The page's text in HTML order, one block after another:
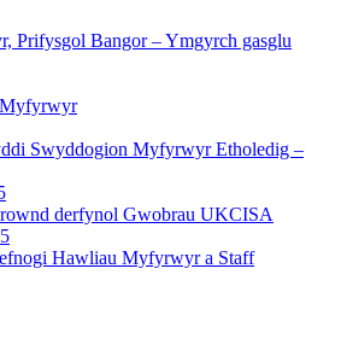
Prifysgol Bangor – Ymgyrch gasglu
Myfyrwyr
Swyddogion Myfyrwyr Etholedig –
derfynol Gwobrau UKCISA
Hawliau Myfyrwyr a Staff